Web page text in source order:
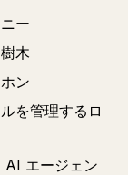
ー
木
ン
を管理するロ
AI エージェン